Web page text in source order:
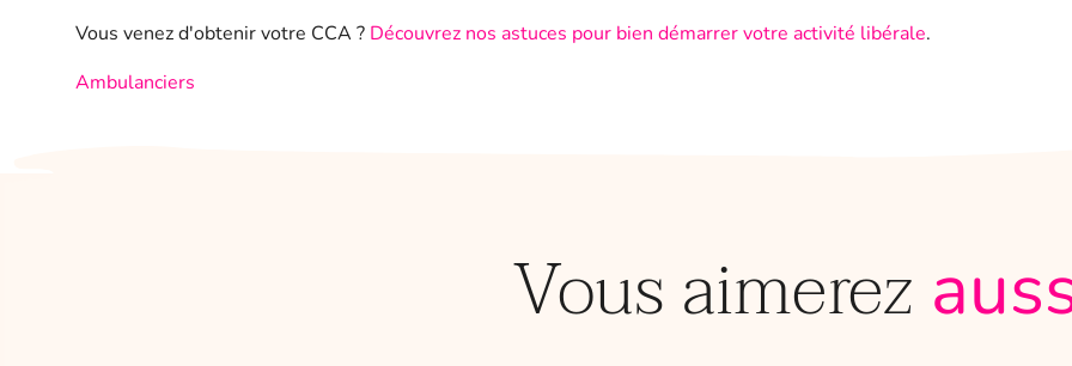
Vous venez d'obtenir votre CCA ? Découvrez nos astuces pour bien démarrer votre activité libérale.
Ambulanciers
Vous aimerez